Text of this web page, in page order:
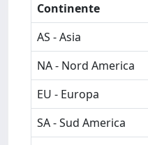
Continente
AS - Asia
NA - Nord America
EU - Europa
SA - Sud America